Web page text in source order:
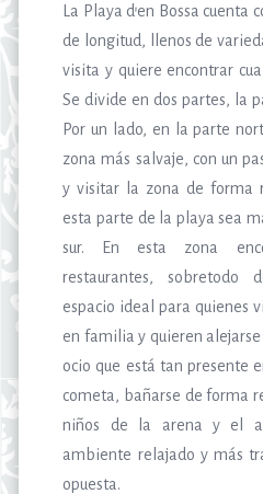
La Playa d’en Bossa
de longitud, llenos de
visita y quiere encontrar
Se divide en dos partes, la
Por un lado, en la parte
zona más salvaje, con un
y visitar la zona de forma
esta parte de la playa sea
sur. En esta zona
restaurantes, sobretodo
espacio ideal para quienes
en familia y quieren
ocio que está tan presente
cometa, bañarse de forma
niños de la arena y el
ambiente relajado y más
opuesta.